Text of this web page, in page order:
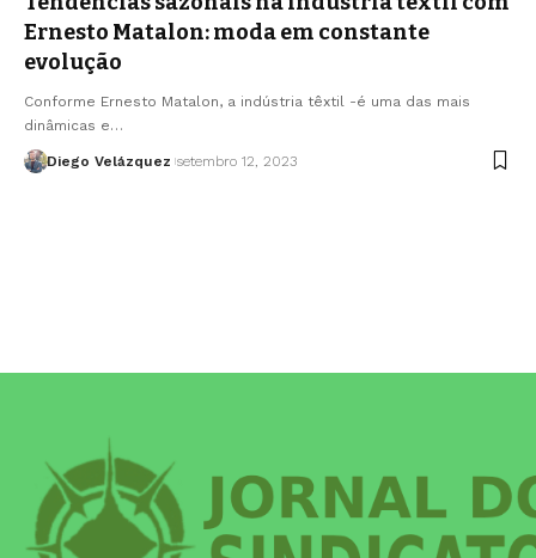
Ernesto Matalon: moda em constante
evolução
Conforme Ernesto Matalon, a indústria têxtil -é uma das mais
dinâmicas e…
Diego Velázquez setembro 12, 2023